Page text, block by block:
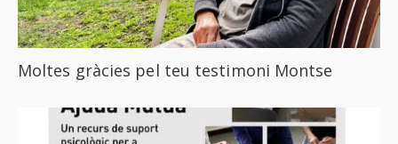
Moltes gràcies pel teu testimoni Montse